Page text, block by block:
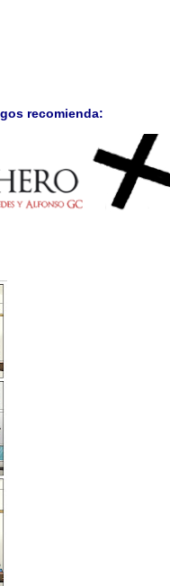
recomienda: